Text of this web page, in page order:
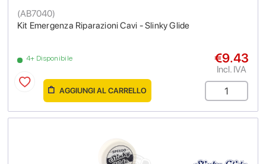
Kit Emergenza Riparazioni Cavi - Slinky Glide
(AB7040)
4+ Disponibile €9.43
Incl. IVA
AGGIUNGI AL CARRELLO